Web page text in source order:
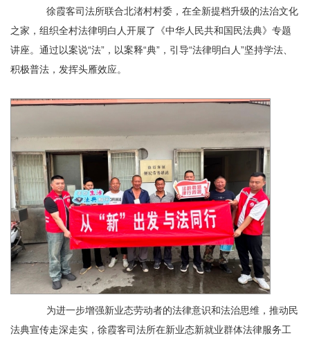
徐霞客司法所联合北渚村村委，在全新提档升级的法治文化
之家，组织全村法律明白人开展了《中华人民共和国民法典》专题
讲座。通过以案说“法”，以案释“典”，引导“法律明白人”坚持学法、
积极普法，发挥头雁效应。
为进一步增强新业态劳动者的法律意识和法治思维，推动民
法典宣传走深走实，徐霞客司法所在新业态新就业群体法律服务工